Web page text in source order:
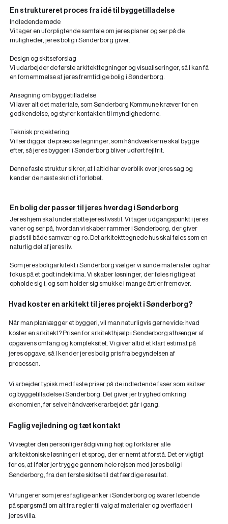
En struktureret proces fra idé til byggetilladelse
Indledende møde
Vi tager en uforpligtende samtale om jeres planer og ser på de
muligheder, jeres bolig i Sønderborg giver.
Design og skitseforslag
Vi udarbejder de første arkitekttegninger og visualiseringer, så I kan få
en fornemmelse af jeres fremtidige bolig i Sønderborg.
Ansøgning om byggetilladelse
Vi laver alt det materiale, som Sønderborg Kommune kræver for en
godkendelse, og styrer kontakten til myndighederne.
Teknisk projektering
Vi færdiggør de præcise tegninger, som håndværkerne skal bygge
efter, så jeres byggeri i Sønderborg bliver udført fejlfrit.
Denne faste struktur sikrer, at I altid har overblik over jeres sag og
kender de næste skridt i forløbet.
En bolig der passer til jeres hverdag i Sønderborg
Jeres hjem skal understøtte jeres livsstil. Vi tager udgangspunkt i jeres
vaner og ser på, hvordan vi skaber rammer i Sønderborg, der giver
plads til både samvær og ro. Det arkitekttegnede hus skal føles som en
naturlig del af jeres liv.
Som jeres boligarkitekt i Sønderborg vælger vi sunde materialer og har
fokus på et godt indeklima. Vi skaber løsninger, der føles rigtige at
opholde sig i, og som holder sig smukke i mange årtier fremover.
Hvad koster en arkitekt til jeres projekt i Sønderborg?
Når man planlægger et byggeri, vil man naturligvis gerne vide: hvad
koster en arkitekt? Prisen for arkitekthjælp i Sønderborg afhænger af
opgavens omfang og kompleksitet. Vi giver altid et klart estimat på
jeres opgave, så I kender jeres bolig pris fra begyndelsen af
processen.
Vi arbejder typisk med faste priser på de indledende faser som skitser
og byggetilladelse i Sønderborg. Det giver jer tryghed omkring
økonomien, før selve håndværkerarbejdet går i gang.
Faglig vejledning og tæt kontakt
Vi vægter den personlige rådgivning højt og forklarer alle
arkitektoniske løsninger i et sprog, der er nemt at forstå. Det er vigtigt
for os, at I føler jer trygge gennem hele rejsen med jeres bolig i
Sønderborg, fra den første skitse til det færdige resultat.
Vi fungerer som jeres faglige anker i Sønderborg og svarer løbende
på spørgsmål om alt fra regler til valg af materialer og overflader i
jeres villa.